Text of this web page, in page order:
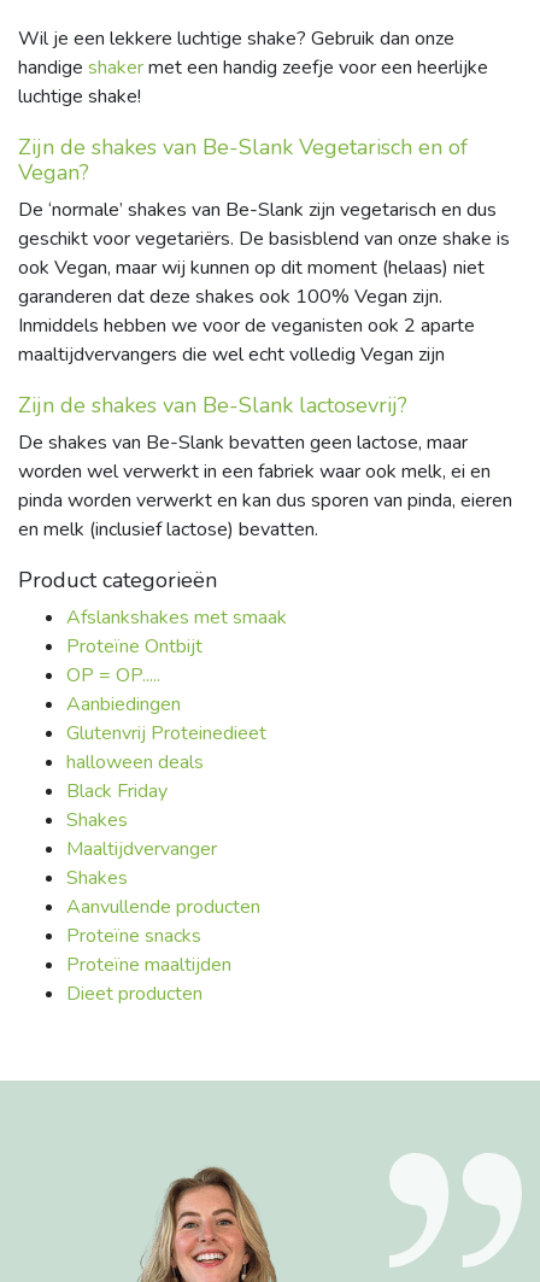
Wil je een lekkere luchtige shake? Gebruik dan onze
handige shakermet een handig zeefje voor een heerlijke
luchtige shake!
Zijn de shakes van Be-Slank Vegetarisch en of
Vegan?
De ‘normale’ shakes van Be-Slank zijn vegetarisch en dus
geschikt voor vegetariërs. De basisblend van onze shake is
ook Vegan, maar wij kunnen op dit moment (helaas) niet
garanderen dat deze shakes ook 100% Vegan zijn.
Inmiddels hebben we voor de veganisten ook 2 aparte
maaltijdvervangers die wel echt volledig Vegan zijn
Zijn de shakes van Be-Slank lactosevrij?
De shakes van Be-Slank bevatten geen lactose, maar
worden wel verwerkt in een fabriek waar ook melk, ei en
pinda worden verwerkt en kan dus sporen van pinda, eieren
en melk (inclusief lactose) bevatten.
Product categorieën
Afslankshakes met smaak
Proteïne Ontbijt
OP = OP.....
Aanbiedingen
Glutenvrij Proteinedieet
halloween deals
Black Friday
Shakes
Maaltijdvervanger
Shakes
Aanvullende producten
Proteïne snacks
Proteïne maaltijden
Dieet producten